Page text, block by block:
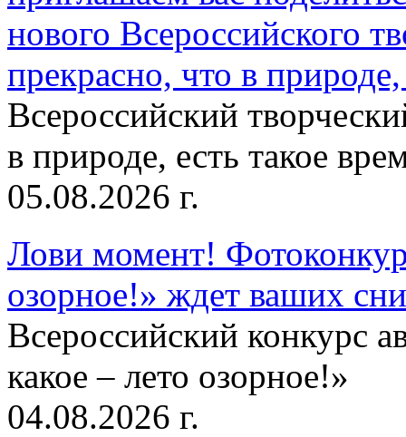
нового Всероссийского
прекрасно, что в
Всероссийский
в природе, есть такое
05.08.2026 г.
Лови момент!
озорное!» ждет ваших
Всероссийский конкурс
какое – лето озорное!»
04.08.2026 г.